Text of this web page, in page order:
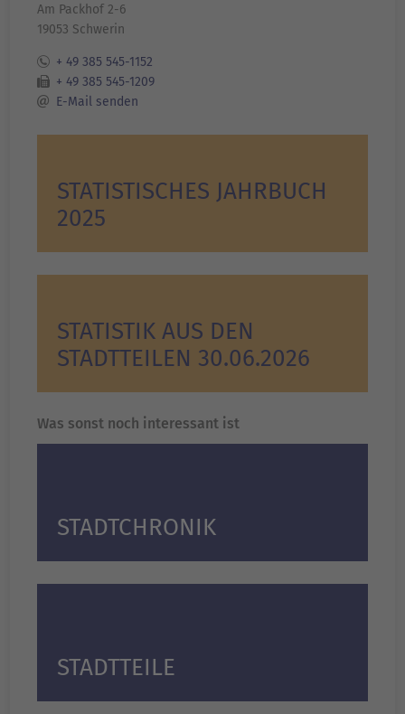
Am Packhof 2-6
19053 Schwerin
+ 49 385 545-1152
+ 49 385 545-1209
E-Mail senden
STATISTISCHES JAHRBUCH
2025
STATISTIK AUS DEN
STADTTEILEN 30.06.2026
Was sonst noch interessant ist
STADTCHRONIK
STADTTEILE